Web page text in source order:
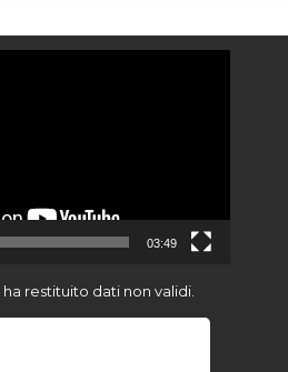
03:49
restituito dati non validi.